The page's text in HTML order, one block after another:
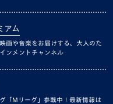
アム
画や音楽をお届けする、大人のた
ンメントチャンネル
「Mリーグ」参戦中！最新情報は